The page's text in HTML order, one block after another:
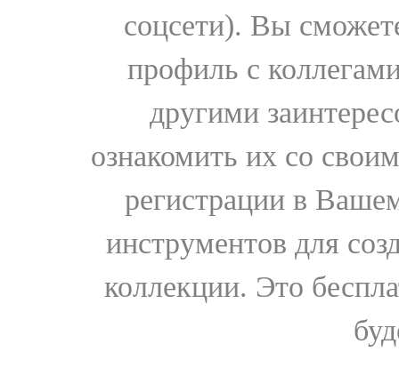
соцсети). Вы
профиль с
другими
ознакомить их со
регистрации в
инструментов для
коллекции. Это